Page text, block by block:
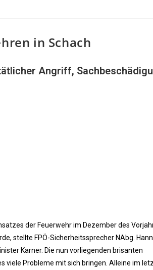
in Schach
Angriff,
der Feuerwehr im Dezember des
stellte FPÖ-Sicherheitssprecher NAbg.
Karner. Die nun vorliegenden brisanten
viele Probleme mit sich bringen. Alleine im